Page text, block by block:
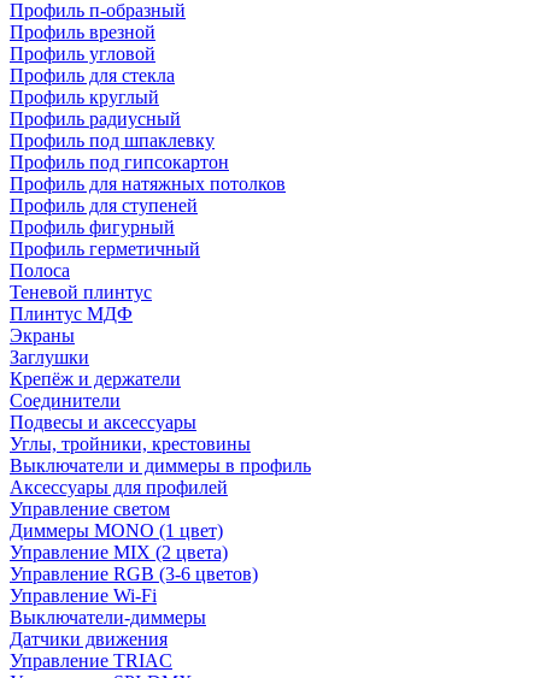
Профиль п-образный
Профиль врезной
Профиль угловой
Профиль для стекла
Профиль круглый
Профиль радиусный
Профиль под шпаклевку
Профиль под гипсокартон
Профиль для натяжных потолков
Профиль для ступеней
Профиль фигурный
Профиль герметичный
Полоса
Теневой плинтус
Плинтус МДФ
Экраны
Заглушки
Крепёж и держатели
Соединители
Подвесы и аксессуары
Углы, тройники, крестовины
Выключатели и диммеры в профиль
Аксессуары для профилей
Управление светом
Диммеры MONO (1 цвет)
Управление MIX (2 цвета)
Управление RGB (3-6 цветов)
Управление Wi-Fi
Выключатели-диммеры
Датчики движения
Управление TRIAC